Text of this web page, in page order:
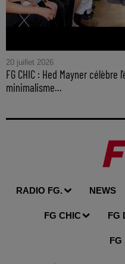
20 juillet 2026
FG CHIC : Hed Mayner
minimalisme...
RADIO FG. NEWS
FG CHIC FG
FG